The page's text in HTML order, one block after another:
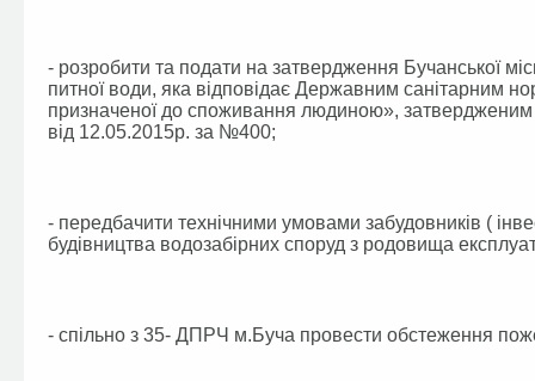
- розробити та подати на затвердження Бучанської
питної води, яка відповідає Державним санітарним
призначеної до споживання людиною», затвердженим
від 12.05.2015р. за №400;
- передбачити технічними умовами забудовників (
будівництва водозабірних споруд з родовища
- спільно з 35- ДПРЧ м.Буча провести обстеження